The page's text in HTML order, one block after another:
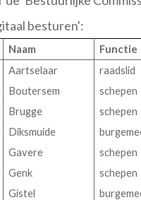
besturen':
Naam
Functie
Aartselaar
Boutersem
Brugge
Diksmuide
Gavere
Genk
Gistel
raadslid
schepen
schepen
schepen
schepen